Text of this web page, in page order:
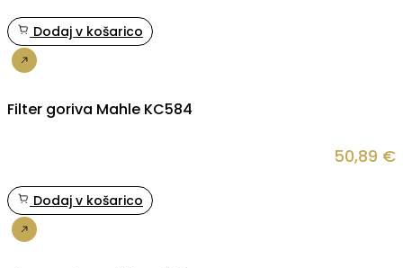
Dodaj v košarico
Filter goriva Mahle KC584
50,89 €
Dodaj v košarico